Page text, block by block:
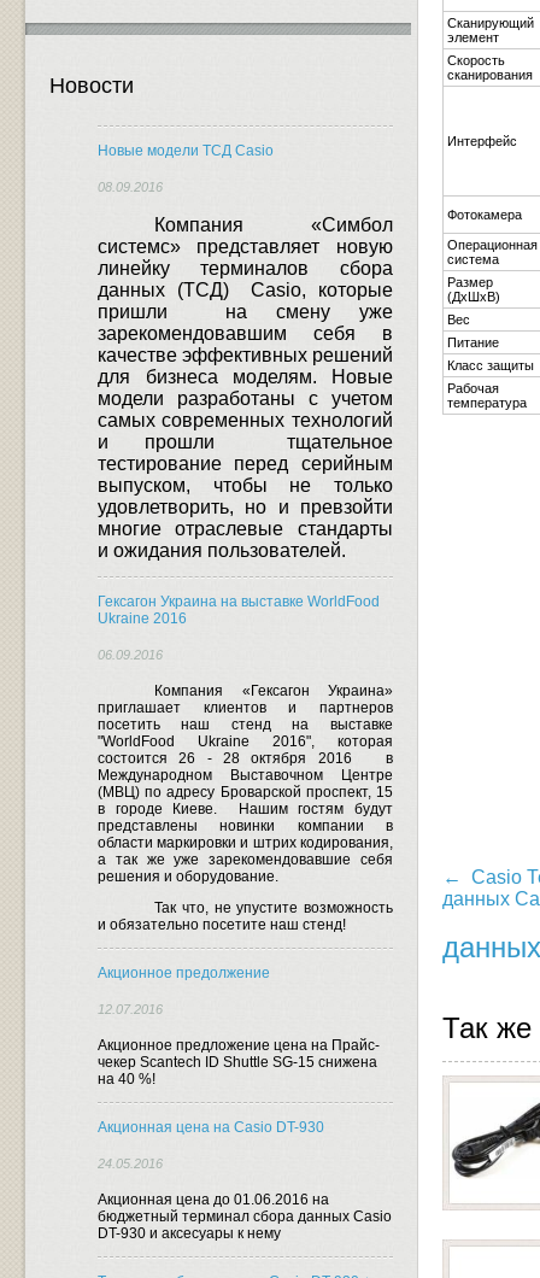
Новости
Новые модели ТСД Casio
08.09.2016
Компания «Симбол
системс» представляет новую
линейку терминалов сбора
данных (ТСД)
Casio, которые
пришли
на смену уже
зарекомендовавшим себя в
качестве эффективных решений
для бизнеса моделям.
Новые
модели разработаны с учетом
самых современных технологий
и прошли
тщательное
тестирование перед серийным
выпуском, чтобы не только
удовлетворить, но и превзойти
многие отраслевые стандарты
и ожидания пользователей.
Гексагон Украина на выставке WorldFood
Ukraine 2016
06.09.2016
Компания «Гексагон Украина»
приглашает клиентов и партнеров
посетить наш стенд на выставке
"WorldFood Ukraine 2016", которая
состоится 26 - 28 октября 2016
в
Международном Выставочном Центре
(МВЦ) по адресу Броварской проспект, 15
в городе Киеве.
Нашим гостям будут
представлены новинки компании в
области маркировки и штрих кодирования,
а так же уже зарекомендовавшие себя
решения и оборудование.
Так что, не упустите возможность
и обязательно посетите наш стенд!
Акционное предолжение
12.07.2016
Акционное предложение цена на Прайс-
чекер Scantech ID Shuttle SG-15 снижена
на 40 %!
Акционная цена на Casio DT-930
24.05.2016
Акционная цена до 01.06.2016 на
бюджетный терминал сбора данных Casio
DT-930 и аксесуары к нему
Сканирующий
элемент
Скорость
сканирования
Интерфейс
Фотокамера
Операционная
система
Размер
(ДхШхВ)
Вес
Питание
Класс защиты
Рабочая
температура
← Casio
данных
Так же